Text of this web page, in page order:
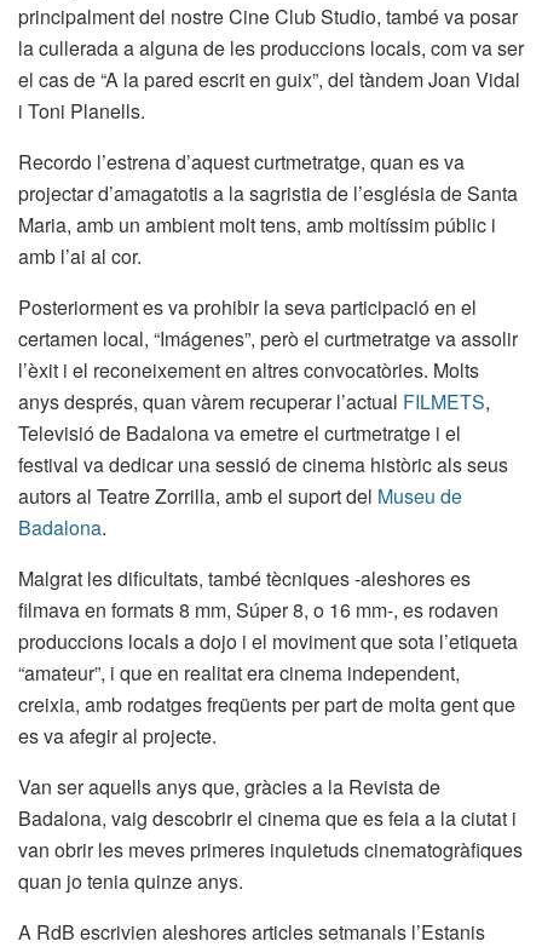
principalment del nostre Cine Club Studio, també va posar
la cullerada a alguna de les produccions locals, com va ser
el cas de “A la pared escrit en guix”, del tàndem Joan Vidal
i Toni Planells.
Recordo l’estrena d’aquest curtmetratge, quan es va
projectar d’amagatotis a la sagristia de l’església de Santa
Maria, amb un ambient molt tens, amb moltíssim públic i
amb l’ai al cor.
Posteriorment es va prohibir la seva participació en el
certamen local, “Imágenes”, però el curtmetratge va assolir
l’èxit i el reconeixement en altres convocatòries. Molts
anys després, quan vàrem recuperar l’actual FILMETS,
Televisió de Badalona va emetre el curtmetratge i el
festival va dedicar una sessió de cinema històric als seus
autors al Teatre Zorrilla, amb el suport del Museu de
Badalona.
Malgrat les dificultats, també tècniques -aleshores es
filmava en formats 8 mm, Súper 8, o 16 mm-, es rodaven
produccions locals a dojo i el moviment que sota l’etiqueta
“amateur”, i que en realitat era cinema independent,
creixia, amb rodatges freqüents per part de molta gent que
es va afegir al projecte.
Van ser aquells anys que, gràcies a la Revista de
Badalona, vaig descobrir el cinema que es feia a la ciutat i
van obrir les meves primeres inquietuds cinematogràfiques
quan jo tenia quinze anys.
A RdB escrivien aleshores articles setmanals l’Estanis